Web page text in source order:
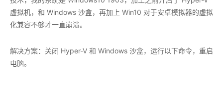
虚拟机，和 Windows 沙盒，再加上 Win10 对于安卓模拟器的虚拟
化兼容不够才一直崩溃。
解决方案：关闭 Hyper-V 和 Windows 沙盒，运行以下命令，重启
电脑。